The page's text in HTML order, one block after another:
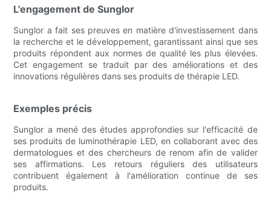
L'engagement de Sunglor
Sunglor a fait ses preuves en matière d'investissement dans
la recherche et le développement, garantissant ainsi que ses
produits répondent aux normes de qualité les plus élevées.
Cet engagement se traduit par des améliorations et des
innovations régulières dans ses produits de thérapie LED.
Exemples précis
Sunglor a mené des études approfondies sur l'efficacité de
ses produits de luminothérapie LED, en collaborant avec des
dermatologues et des chercheurs de renom afin de valider
ses affirmations. Les retours réguliers des utilisateurs
contribuent également à l'amélioration continue de ses
produits.